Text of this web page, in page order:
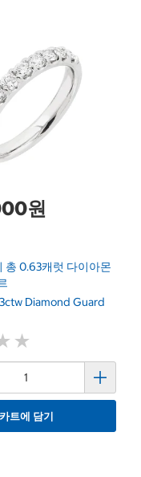
원
총 0.63캐럿 다이아몬
Diamond Guard
★
★
카트에 담기